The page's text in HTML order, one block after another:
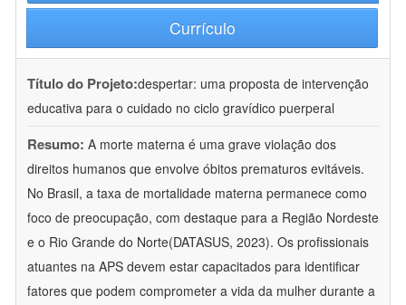
Currículo
Título do Projeto:despertar: uma proposta de intervenção
educativa para o cuidado no ciclo gravídico puerperal
Resumo: A morte materna é uma grave violação dos
direitos humanos que envolve óbitos prematuros evitáveis.
No Brasil, a taxa de mortalidade materna permanece como
foco de preocupação, com destaque para a Região Nordeste
e o Rio Grande do Norte(DATASUS, 2023). Os profissionais
atuantes na APS devem estar capacitados para identificar
fatores que podem comprometer a vida da mulher durante a